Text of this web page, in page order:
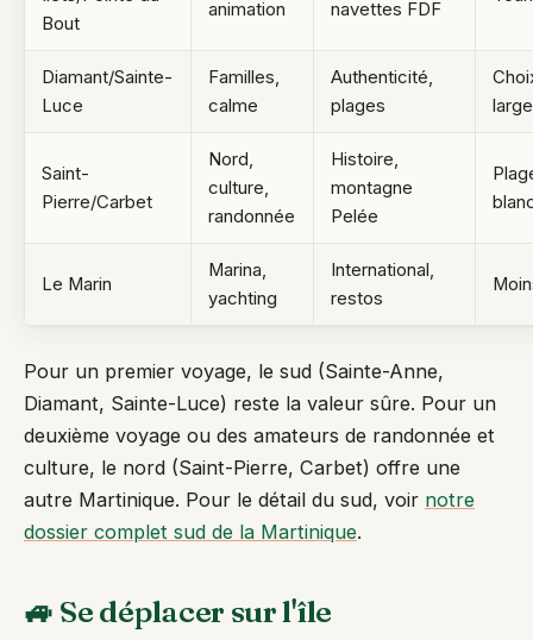
Bout
animation navettes FDF
Diamant/Sainte-
Luce
Familles,
calme
Authenticité,
plages
large
Saint-
Pierre/Carbet
Nord,
culture,
randonnée
Histoire,
montagne
Pelée
Le Marin
Marina,
yachting
International,
restos
Pour un premier voyage, le sud (Sainte-Anne,
Diamant, Sainte-Luce) reste la valeur sûre. Pour un
deuxième voyage ou des amateurs de randonnée et
culture, le nord (Saint-Pierre, Carbet) offre une
autre Martinique. Pour le détail du sud, voir notre
dossier complet sud de la Martinique.
🚙 Se déplacer sur l'île